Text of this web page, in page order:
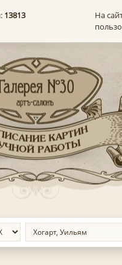
13813
На